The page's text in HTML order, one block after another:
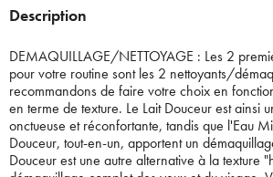
Description
DEMAQUILLAGE/NETTOYAGE : Les 2
pour votre routine sont les 2 nettoyants/
recommandons de faire votre choix en
en terme de texture. Le Lait Douceur est ainsi
onctueuse et réconfortante, tandis que l'Eau
Douceur, tout-en-un, apportent un
Douceur est une autre alternative à la texture